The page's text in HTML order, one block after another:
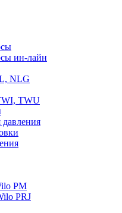
ин-лайн
NLG
TWU
PM
PRJ